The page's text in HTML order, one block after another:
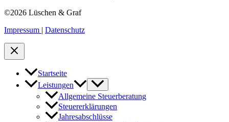
©2026 Lüschen & Graf
Impressum | Datenschutz
Startseite
Leistungen
Allgemeine Steuerberatung
Steuererklärungen
Jahresabschlüsse